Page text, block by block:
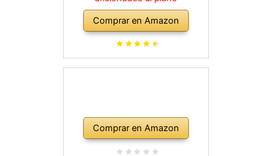
Comprar en Amazon
Comprar en Amazon